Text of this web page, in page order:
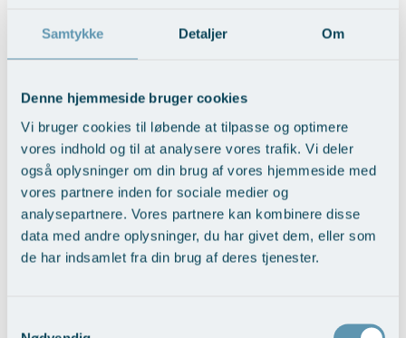
Samtykke Detaljer Om
Denne hjemmeside bruger cookies
Vi bruger cookies til løbende at tilpasse og optimere
vores indhold og til at analysere vores trafik. Vi deler
også oplysninger om din brug af vores hjemmeside med
vores partnere inden for sociale medier og
analysepartnere. Vores partnere kan kombinere disse
data med andre oplysninger, du har givet dem, eller som
de har indsamlet fra din brug af deres tjenester.
BFO med fedttransplantation
Vis behandlingseksempler>